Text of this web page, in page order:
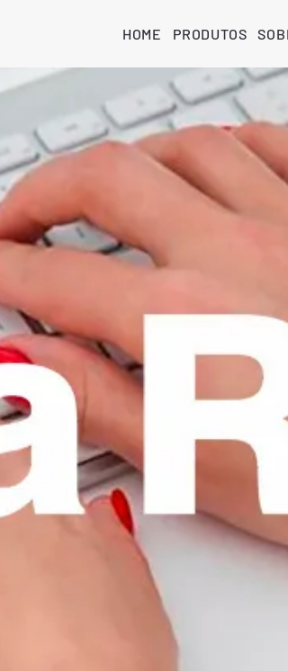
HOME PRODUTOS